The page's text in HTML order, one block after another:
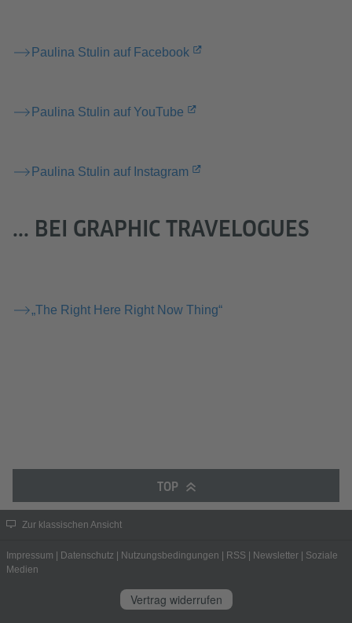
Paulina Stulin auf Facebook
Paulina Stulin auf YouTube
Paulina Stulin auf Instagram
... BEI GRAPHIC TRAVELOGUES
„The Right Here Right Now Thing“
TOP
Zur klassischen Ansicht
Impressum Datenschutz Nutzungsbedingungen RSS Newsletter
Soziale
Medien
Vertrag widerrufen